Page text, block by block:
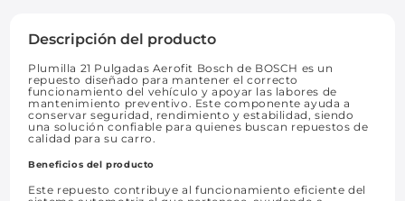
Descripción del producto
Plumilla 21 Pulgadas Aerofit Bosch de BOSCH es un
repuesto diseñado para mantener el correcto
funcionamiento del vehículo y apoyar las labores de
mantenimiento preventivo. Este componente ayuda a
conservar seguridad, rendimiento y estabilidad, siendo
una solución confiable para quienes buscan repuestos de
calidad para su carro.
Beneficios del producto
Este repuesto contribuye al funcionamiento eficiente del